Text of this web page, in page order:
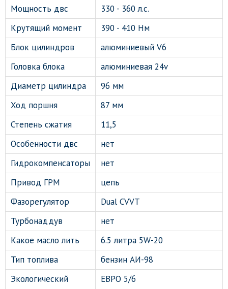
Мощность двс
330 - 360 л.с.
Крутящий момент
390 - 410 Нм
Блок цилиндров
алюминиевый V6
Головка блока
алюминиевая 24v
Диаметр цилиндра
96 мм
Ход поршня
87 мм
Степень сжатия
11,5
Особенности двс
нет
Гидрокомпенсаторы
нет
Привод ГРМ
цепь
Фазорегулятор
Dual CVVT
Турбонаддув
нет
Какое масло лить
6.5 литра 5W-20
Тип топлива
бензин АИ-98
Экологический
ЕВРО 5/6